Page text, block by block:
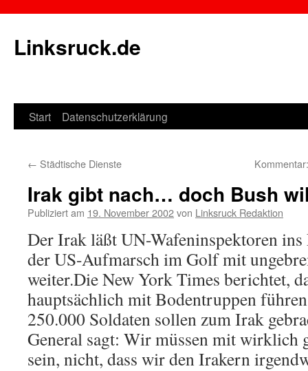
Linksruck.de
Springe
Inhalt
Start Datenschutzerklärung
← Städtische Dienste
Irak gibt nach… doch Bush
Publiziert am 19. November 2002von Linksruck Redaktion
Der Irak läßt UN-Wafeninspektoren ins
der US-Aufmarsch im Golf mit
weiter.Die New York Times berichtet,
hauptsächlich mit Bodentruppen
250.000 Soldaten sollen zum Irak
General sagt: Wir müssen mit
sein, nicht, dass wir den Irakern